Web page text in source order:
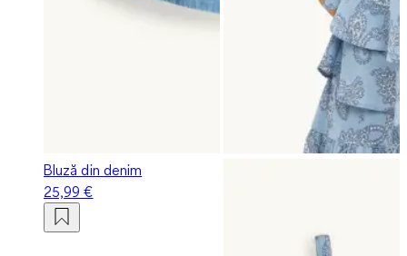
Bluză din denim
25,99 €